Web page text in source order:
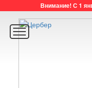
Внимание! С 1